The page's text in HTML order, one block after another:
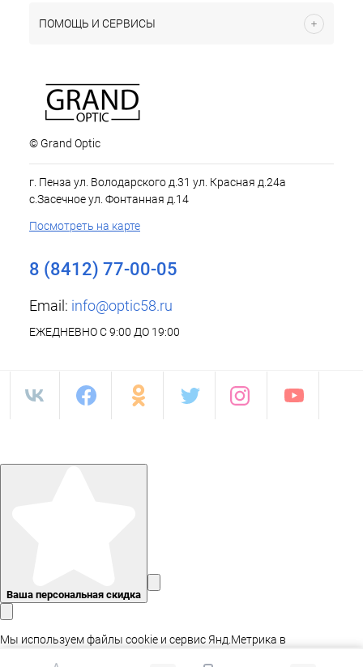
ПОМОЩЬ И СЕРВИСЫ
© Grand Optic
г. Пенза ул. Володарского д.31 ул. Красная д.24а
с.Засечное ул. Фонтанная д.14
Посмотреть на карте
8 (8412) 77-00-05
Email: info@optic58.ru
ЕЖЕДНЕВНО С 9:00 ДО 19:00
Ваша персональная скидка
Мы используем файлы cookie и сервис Янд.Метрика в